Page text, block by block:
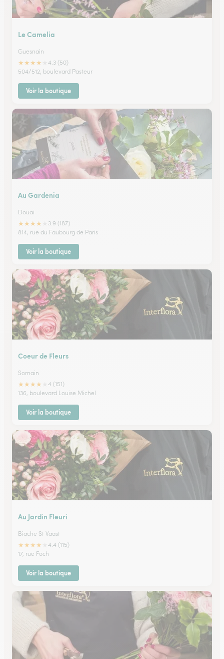
Le Camelia
Guesnain
★★★★
4.3 (50)
504/512, boulevard Pasteur
Voir la boutique
Au Gardenia
Douai
★★★★
3.9 (187)
814, rue du Faubourg de Paris
Voir la boutique
Coeur de Fleurs
Somain
★★★★
4 (151)
136, boulevard Louise Michel
Voir la boutique
Au Jardin Fleuri
Biache St Vaast
★★★★
4.4 (115)
17, rue Foch
Voir la boutique